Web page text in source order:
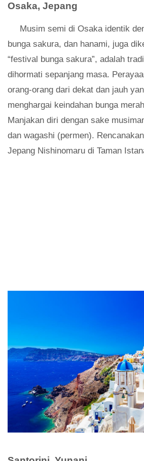
Osaka, Jepang
Musim semi di Osaka identik
bunga sakura, dan hanami, juga
“festival bunga sakura”, adalah
dihormati sepanjang masa.
orang-orang dari dekat dan jauh
menghargai keindahan bunga
Manjakan diri dengan sake
dan wagashi (permen).
Jepang Nishinomaru di Taman